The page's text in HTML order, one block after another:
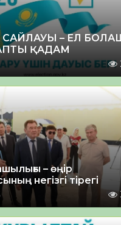
– ЕЛ
ҚАДАМ
– өңір
негізгі тірегі